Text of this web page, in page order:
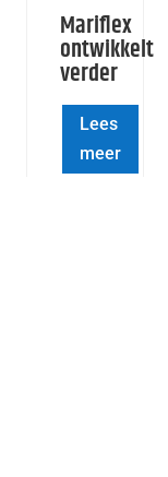
Mariflex
ontwikkelt
verder
Lees
meer